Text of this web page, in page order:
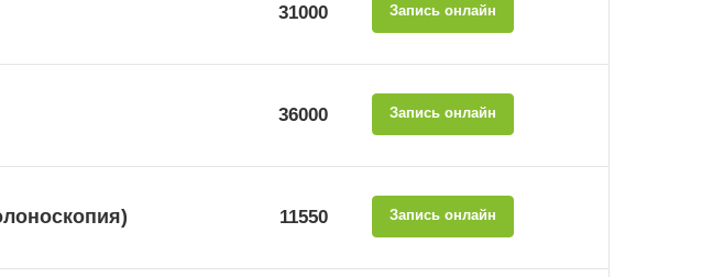
31000 Запись онлайн
36000 Запись онлайн
11550 Запись онлайн